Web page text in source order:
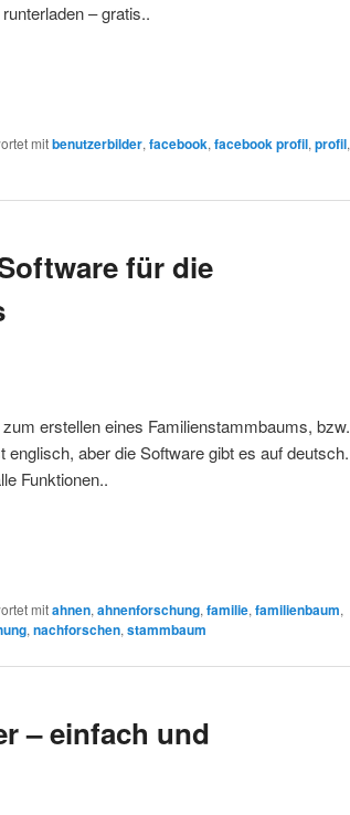
– gratis..
mitbenutzerbilder, facebook, facebook profil, profil,
für die
erstellen eines Familienstammbaums, bzw.
aber die Software gibt es auf deutsch.
Funktionen..
mitahnen, ahnenforschung, familie, familienbaum,
, nachforschen, stammbaum
– einfach und